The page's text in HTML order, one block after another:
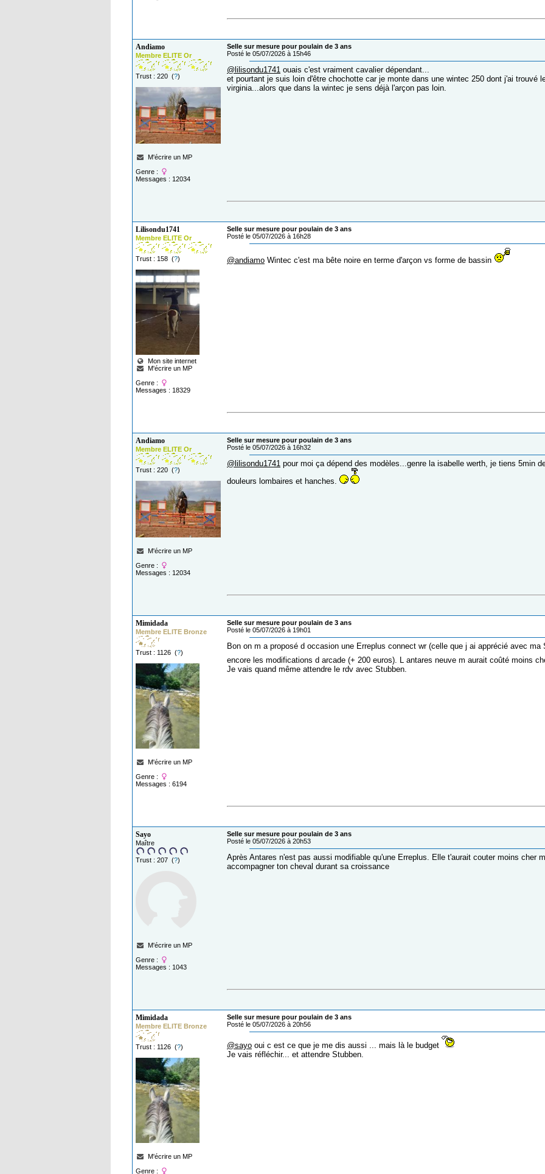
Andiamo
Membre ELITE Or
Trust : 220 (?)
M'écrire un MP
Genre :
Messages : 12034
Selle sur mesure pour poulain de 3 ans
Posté le 05/07/2026 à 15h46
@lilisondu1741 ouais c'est vraiment cavalier dépendant...
et pourtant je suis loin d'être chochotte car je monte dans une wintec 250 dont j'ai trouvé
virginia...alors que dans la wintec je sens déjà l'arçon pas loin.
Lilisondu1741
Membre ELITE Or
Trust : 158 (?)
Mon site internet
M'écrire un MP
Genre :
Messages : 18329
Selle sur mesure pour poulain de 3 ans
Posté le 05/07/2026 à 16h28
@andiamo Wintec c'est ma bête noire en terme d'arçon vs forme de bassin
Andiamo
Membre ELITE Or
Trust : 220 (?)
M'écrire un MP
Genre :
Messages : 12034
Selle sur mesure pour poulain de 3 ans
Posté le 05/07/2026 à 16h32
@lilisondu1741 pour moi ça dépend des modèles...genre la isabelle werth, je tiens 5min
douleurs lombaires et hanches.
Mimidada
Membre ELITE Bronze
Trust : 1126 (?)
M'écrire un MP
Genre :
Messages : 6194
Selle sur mesure pour poulain de 3 ans
Posté le 05/07/2026 à 19h01
Bon on m a proposé d occasion une Erreplus connect wr (celle que j ai apprécié avec
encore les modifications d arcade (+ 200 euros). L antares neuve m aurait coûté moins
Je vais quand même attendre le rdv avec Stubben.
Sayo
Maître
Trust : 207 (?)
M'écrire un MP
Genre :
Messages : 1043
Selle sur mesure pour poulain de 3 ans
Posté le 05/07/2026 à 20h53
Après Antares n'est pas aussi modifiable qu'une Erreplus. Elle t'aurait couter moins cher
accompagner ton cheval durant sa croissance
Mimidada
Membre ELITE Bronze
Trust : 1126 (?)
M'écrire un MP
Genre :
Selle sur mesure pour poulain de 3 ans
Posté le 05/07/2026 à 20h56
@sayo oui c est ce que je me dis aussi ... mais là le budget
Je vais réfléchir... et attendre Stubben.